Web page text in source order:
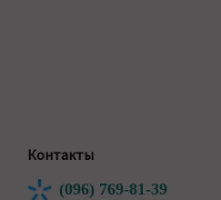
Контакты
(096) 769-81-39